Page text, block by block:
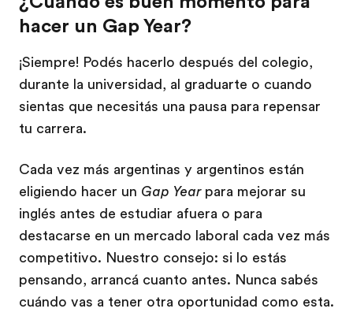
hacer un Gap Year?
¡Siempre! Podés hacerlo después del colegio,
durante la universidad, al graduarte o cuando
sientas que necesitás una pausa para repensar
tu carrera.
Cada vez más argentinas y argentinos están
eligiendo hacer un Gap Yearpara mejorar su
inglés antes de estudiar afuera o para
destacarse en un mercado laboral cada vez más
competitivo. Nuestro consejo: si lo estás
pensando, arrancá cuanto antes. Nunca sabés
cuándo vas a tener otra oportunidad como esta.